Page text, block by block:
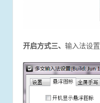
开启方式三、 输入法设置